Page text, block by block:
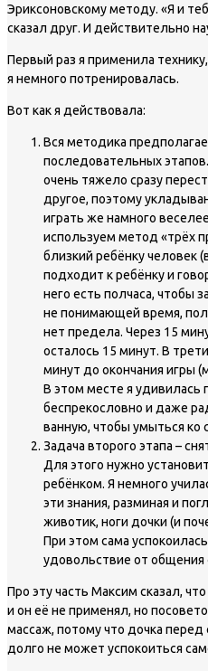
Эриксоновскому методу. «Я и
сказал друг. И действительно
Первый раз я применила
я немного потренировалась.
Вот как я действовала:
Вся методика
последовательных
очень тяжело сразу
другое, поэтому
играть же намного
используем метод «трёх
близкий ребёнку человек
подходит к ребёнку и
него есть полчаса, чтобы
не понимающей время,
нет предела. Через 15
осталось 15 минут. В
минут до окончания игры
В этом месте я удивилась
беспрекословно и даже
ванную, чтобы умыться ко
Задача второго этапа –
Для этого нужно
ребёнком. Я немного
эти знания, разминая и
животик, ноги дочки (и
При этом сама
удовольствие от общения
Про эту часть Максим сказал,
и он её не применял, но
массаж, потому что дочка перед
долго не может успокоиться